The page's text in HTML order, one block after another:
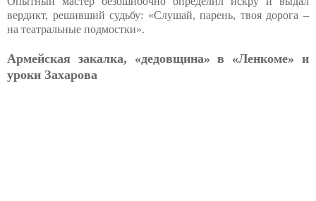
вердикт, решивший судьбу: «Слушай, парень, твоя дорога –
на театральные подмостки».
Армейская закалка, «дедовщина» в «Ленкоме» и
уроки Захарова